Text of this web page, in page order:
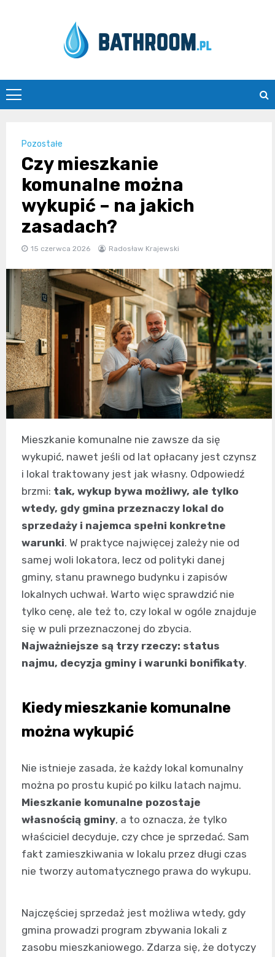
Bathroom.pl
Pozostałe
Czy mieszkanie
komunalne można
wykupić – na jakich
zasadach?
15 czerwca 2026 Radosław Krajewski
Mieszkanie komunalne nie zawsze da się
wykupić, nawet jeśli od lat opłacany jest czynsz
i lokal traktowany jest jak własny. Odpowiedź
brzmi: tak, wykup bywa możliwy, ale tylko
wtedy, gdy gmina przeznaczy lokal do
sprzedaży i najemca spełni konkretne
warunki. W praktyce najwięcej zależy nie od
samej woli lokatora, lecz od polityki danej
gminy, stanu prawnego budynku i zapisów
lokalnych uchwał. Warto więc sprawdzić nie
tylko cenę, ale też to, czy lokal w ogóle znajduje
się w puli przeznaczonej do zbycia.
Najważniejsze są trzy rzeczy: status
najmu, decyzja gminy i warunki bonifikaty.
Kiedy mieszkanie komunalne
można wykupić
Nie istnieje zasada, że każdy lokal komunalny
można po prostu kupić po kilku latach najmu.
Mieszkanie komunalne pozostaje
własnością gminy, a to oznacza, że tylko
właściciel decyduje, czy chce je sprzedać. Sam
fakt zamieszkiwania w lokalu przez długi czas
nie tworzy automatycznego prawa do wykupu.
Najczęściej sprzedaż jest możliwa wtedy, gdy
gmina prowadzi program zbywania lokali z
zasobu mieszkaniowego. Zdarza się, że dotyczy